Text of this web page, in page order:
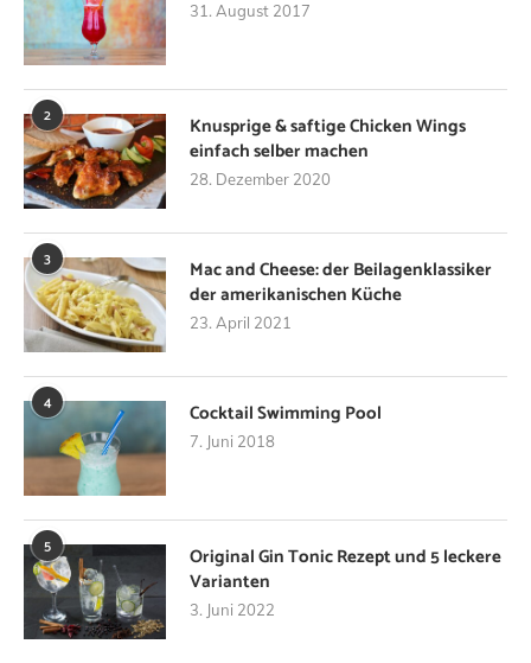
31. August 2017
2
Knusprige & saftige Chicken Wings
einfach selber machen
28. Dezember 2020
3
Mac and Cheese: der Beilagenklassiker
der amerikanischen Küche
23. April 2021
4 Cocktail Swimming Pool
7. Juni 2018
5
Original Gin Tonic Rezept und 5 leckere
Varianten
3. Juni 2022